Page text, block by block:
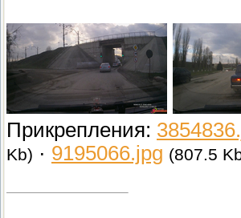
Прикрепления:
Kb) · 9195066.jpg (807.5